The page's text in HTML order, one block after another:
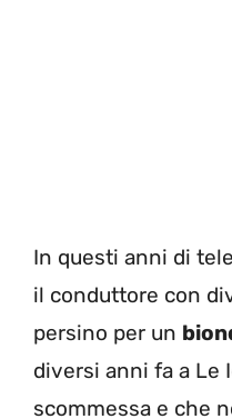
In questi anni di
il conduttore con
persino per un
diversi anni fa a Le
scommessa e che